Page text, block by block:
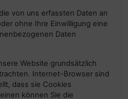
von uns erfassten Daten an
ohne Ihre Einwilligung eine
Daten
Website grundsätzlich
Internet-Browser sind
dass sie Cookies
können Sie die